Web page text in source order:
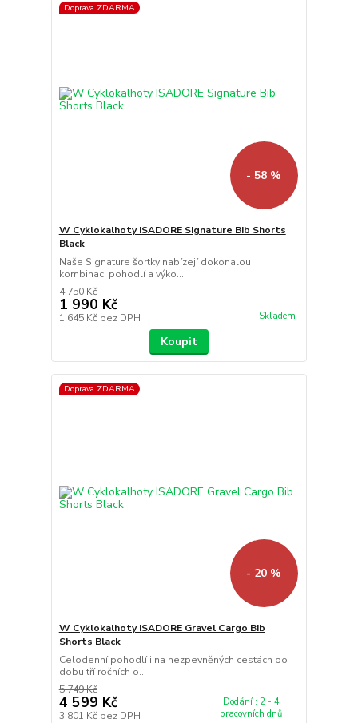
Doprava ZDARMA
- 58 %
W Cyklokalhoty ISADORE Signature Bib Shorts
Black
Naše Signature šortky nabízejí dokonalou
kombinaci pohodlí a výko...
4 750 Kč
1 990 Kč
1 645 Kč bez DPH Skladem
Koupit
Doprava ZDARMA
- 20 %
W Cyklokalhoty ISADORE Gravel Cargo Bib
Shorts Black
Celodenní pohodlí i na nezpevněných cestách po
dobu tří ročních o...
5 749 Kč
4 599 Kč
3 801 Kč bez DPH
Dodání : 2 - 4
pracovních dnů